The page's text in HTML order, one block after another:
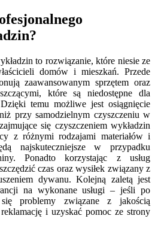
to rozwiązanie, które niesie ze
domów i mieszkań. Przede
zaawansowanym sprzętem oraz
które są niedostępne dla
temu możliwe jest osiągnięcie
przy samodzielnym czyszczeniu w
się czyszczeniem wykładzin
z różnymi rodzajami materiałów i
najskuteczniejsze w przypadku
Ponadto korzystając z usług
czas oraz wysiłek związany z
dywanu. Kolejną zaletą jest
na wykonane usługi – jeśli po
problemy związane z jakością
i uzyskać pomoc ze strony